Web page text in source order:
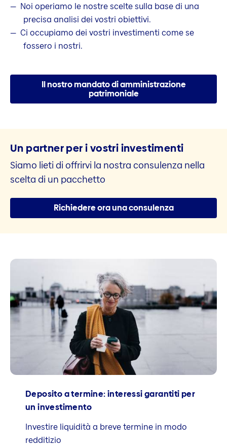
Noi operiamo le nostre scelte sulla base di una
precisa analisi dei vostri obiettivi.
Ci occupiamo dei vostri investimenti come se
fossero i nostri.
Il nostro mandato di amministrazione
patrimoniale
Un partner per i vostri investimenti
Siamo lieti di offrirvi la nostra consulenza nella
scelta di un pacchetto
Richiedere ora una consulenza
Deposito a termine: interessi garantiti per
un investimento
Investire liquidità a breve termine in modo
redditizio